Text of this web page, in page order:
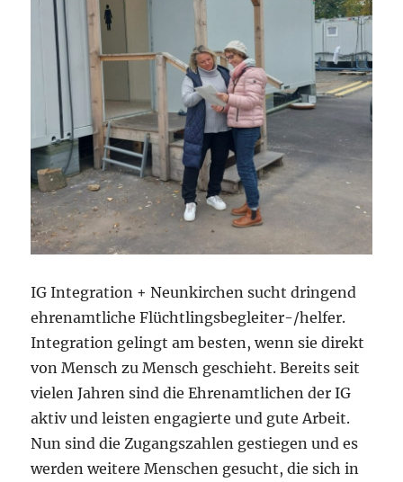
IG Integration + Neunkirchen sucht dringend
ehrenamtliche Flüchtlingsbegleiter-/helfer.
Integration gelingt am besten, wenn sie direkt
von Mensch zu Mensch geschieht. Bereits seit
vielen Jahren sind die Ehrenamtlichen der IG
aktiv und leisten engagierte und gute Arbeit.
Nun sind die Zugangszahlen gestiegen und es
werden weitere Menschen gesucht, die sich in